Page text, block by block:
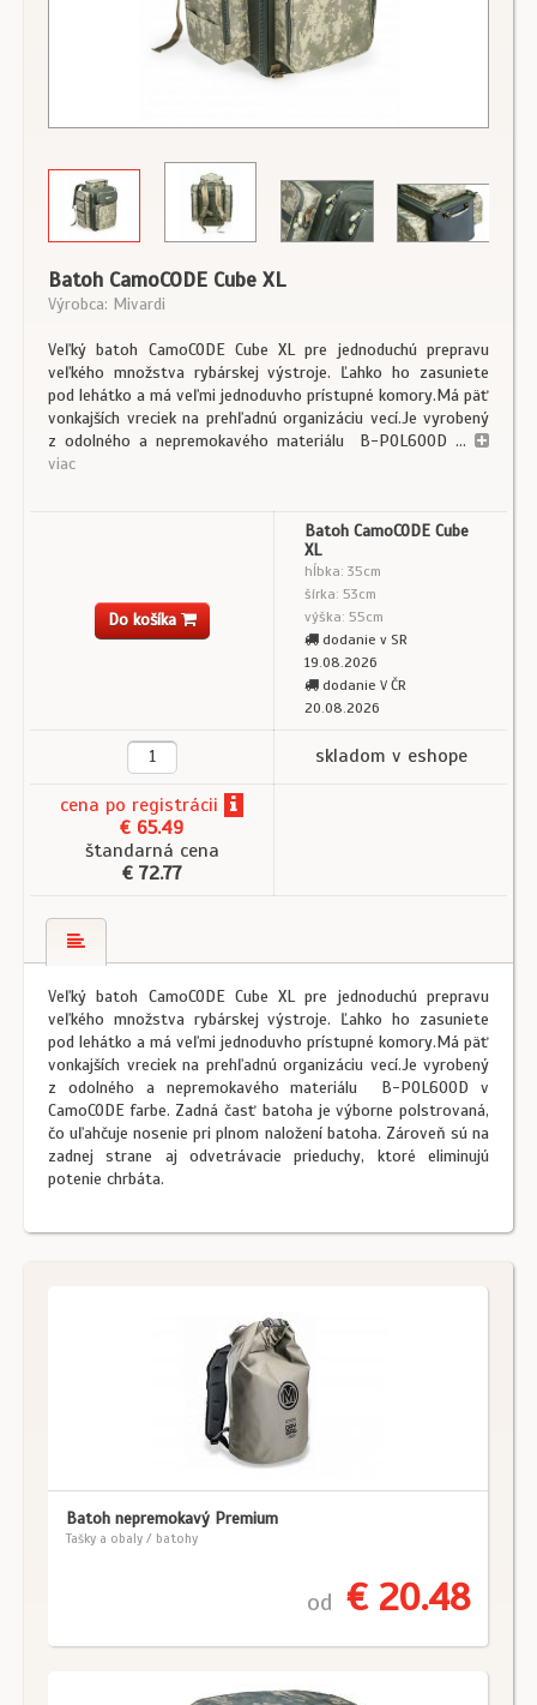
Batoh CamoCODE Cube XL
Výrobca: Mivardi
Veľký batoh CamoCODE Cube XL pre jednoduchú prepravu
veľkého množstva rybárskej výstroje. Ľahko ho zasuniete
pod lehátko a má veľmi jednoduvho prístupné komory.Má päť
vonkajších vreciek na prehľadnú organizáciu vecí.Je vyrobený
z odolného a nepremokavého materiálu B-POL600D ...
viac
Do košíka
Batoh CamoCODE Cube
XL
hĺbka: 35cm
šírka: 53cm
výška: 55cm
dodanie v SR
19.08.2026
dodanie V ČR
20.08.2026
skladom v eshope
cena po registrácii
€ 65.49
štandarná cena
€ 72.77
Veľký batoh CamoCODE Cube XL pre jednoduchú prepravu
veľkého množstva rybárskej výstroje. Ľahko ho zasuniete
pod lehátko a má veľmi jednoduvho prístupné komory.Má päť
vonkajších vreciek na prehľadnú organizáciu vecí.Je vyrobený
z odolného a nepremokavého materiálu B-POL600D v
CamoCODE farbe. Zadná časť batoha je výborne polstrovaná,
čo uľahčuje nosenie pri plnom naložení batoha. Zároveň sú na
zadnej strane aj odvetrávacie prieduchy, ktoré eliminujú
potenie chrbáta.
Batoh nepremokavý Premium
Tašky a obaly / batohy
od € 20.48